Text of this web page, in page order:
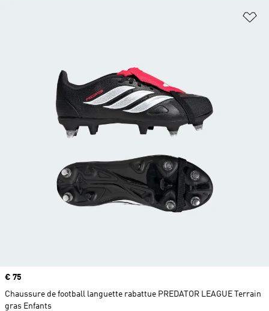
Prix
€ 75
Chaussure de football languette rabattue PREDATOR LEAGUE Terrain
gras Enfants